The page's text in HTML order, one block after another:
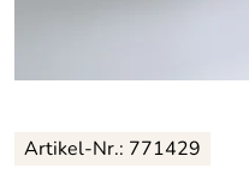
Artikel-Nr.: 771429